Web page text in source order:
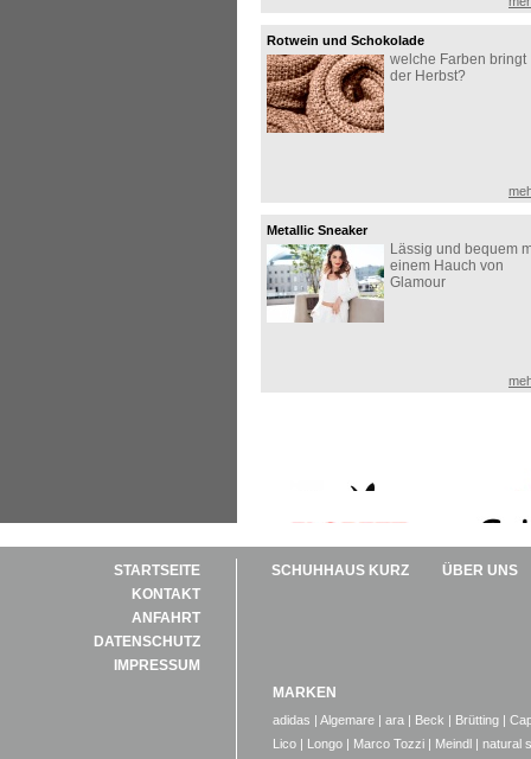
Rotwein und Schokolade
welche Farben bringt
der Herbst?
Metallic Sneaker
Lässig und bequem
einem Hauch von
Glamour
STARTSEITE
KONTAKT
ANFAHRT
DATENSCHUTZ
IMPRESSUM
SCHUHHAUS KURZ ÜBER UNS
MARKEN
adidas | Algemare | ara | Beck | Brütting |
Lico | Longo | Marco Tozzi | Meindl | natural